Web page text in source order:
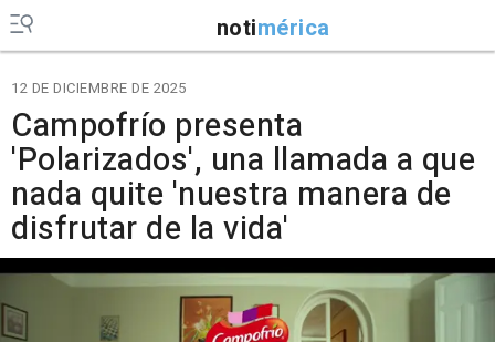
notimérica
12 DE DICIEMBRE DE 2025
Campofrío presenta
'Polarizados', una llamada a que
nada quite 'nuestra manera de
disfrutar de la vida'